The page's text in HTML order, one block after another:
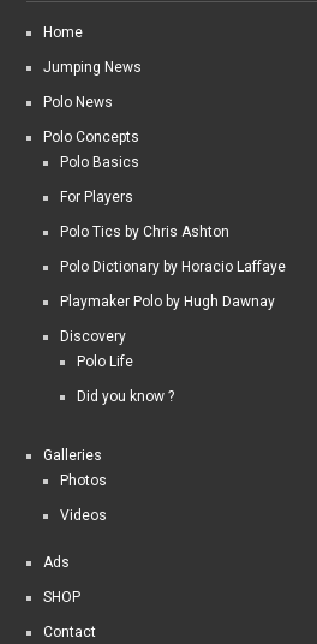
Home
Jumping News
Polo News
Polo Concepts
Polo Basics
For Players
Polo Tics by Chris Ashton
Polo Dictionary by Horacio Laffaye
Playmaker Polo by Hugh Dawnay
Discovery
Polo Life
Did you know ?
Galleries
Photos
Videos
Ads
SHOP
Contact